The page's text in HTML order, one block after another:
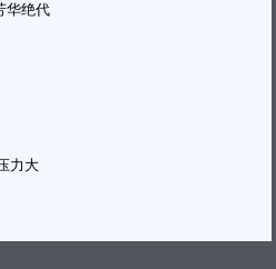
华绝代
力大